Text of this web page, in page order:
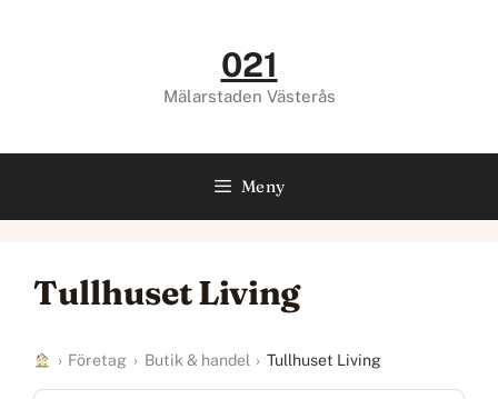
021
Mälarstaden Västerås
Meny
Tullhuset Living
› Företag › Butik & handel › Tullhuset Living